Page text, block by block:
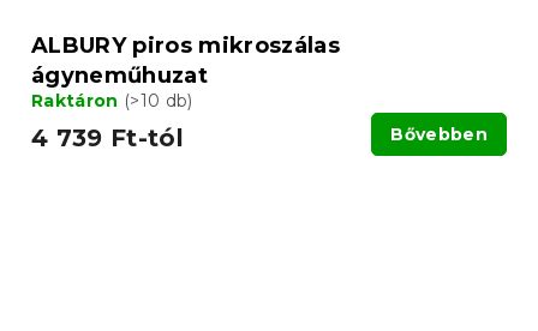
ALBURY piros mikroszálas
ágyneműhuzat
Raktáron (>10 db)
4 739 Ft-tól Bővebben